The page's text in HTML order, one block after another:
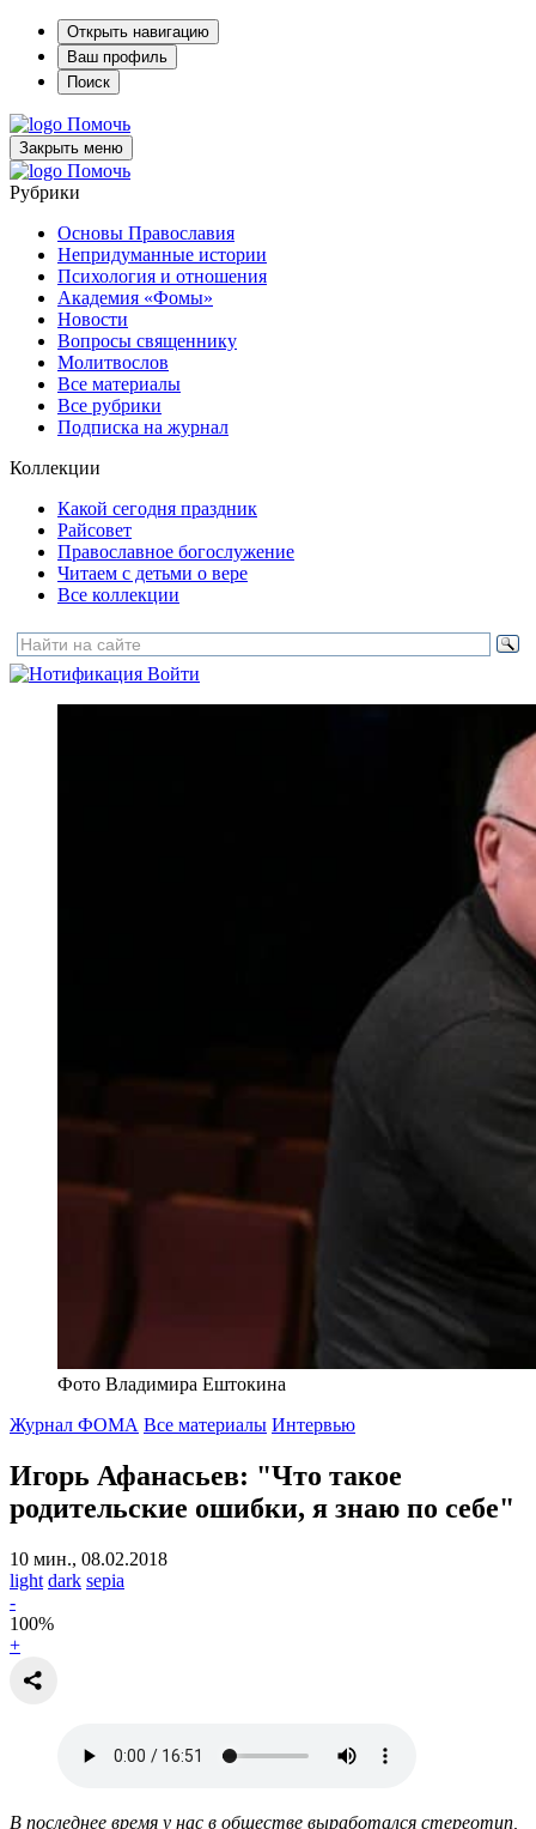
Открыть навигацию
Ваш профиль
Поиск
Помочь
Закрыть меню
Помочь
Рубрики
Основы Православия
Непридуманные истории
Психология и отношения
Академия «Фомы»
Новости
Вопросы священнику
Молитвослов
Все материалы
Все рубрики
Подписка на журнал
Коллекции
Какой сегодня праздник
Райсовет
Православное богослужение
Читаем с детьми о вере
Все коллекции
Войти
Фото Владимира Ештокина
Журнал ФОМА Все материалы Интервью
Игорь Афанасьев: "Что такое
родительские ошибки, я знаю по себе"
10 мин., 08.02.2018
light dark sepia
-
100%
+
В последнее время у нас в обществе выработался стереотип,